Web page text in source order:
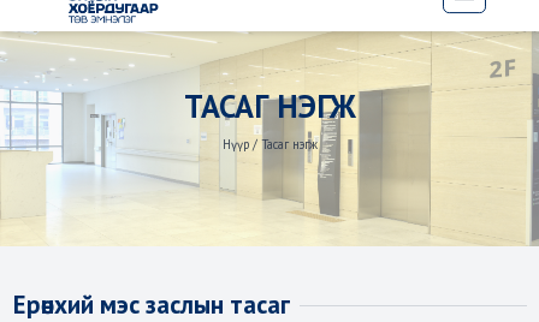
ТАСАГ НЭГЖ
Нүүр / Тасаг нэгж
Ерөнхий мэс заслын тасаг